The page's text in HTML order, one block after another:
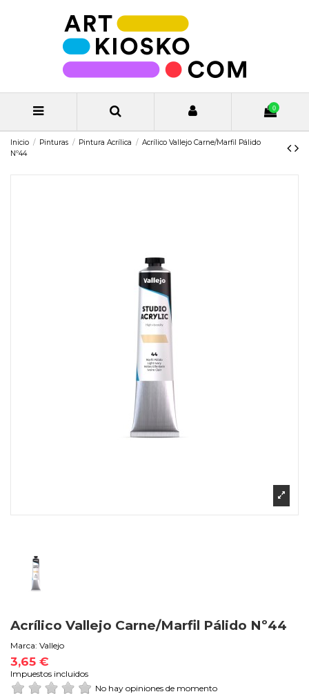
0
Inicio Pinturas Pintura Acrílica
Acrílico Vallejo Carne/Marfil Pálido
Nº44
Acrílico Vallejo Carne/Marfil Pálido Nº44
Marca: Vallejo
3,65 €
Impuestos incluidos
No hay opiniones de momento